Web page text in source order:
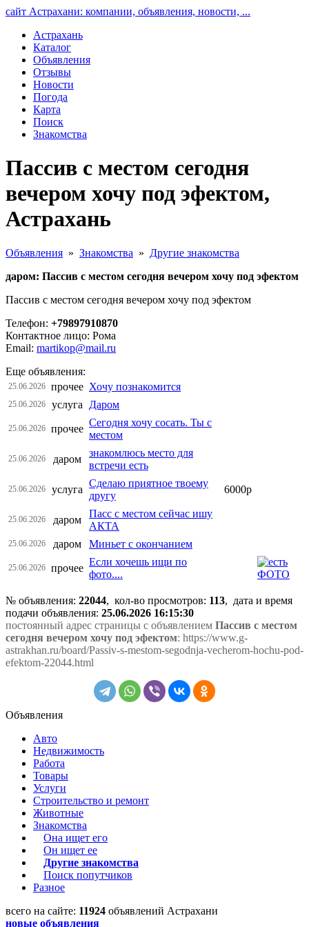
сайт Астрахани: компании, объявления, новости, ...
Астрахань
Каталог
Объявления
Отзывы
Новости
Погода
Карта
Поиск
Знакомства
Пассив с местом сегодня
вечером хочу под эфектом,
Астрахань
Объявления » Знакомства » Другие знакомства
даром: Пассив с местом сегодня вечером хочу под эфектом
Пассив с местом сегодня вечером хочу под эфектом
Телефон: +79897910870
Контактное лицо: Рома
Email: martikop@mail.ru
Еще объявления:
25.06.2026 прочее Хочу познакомится
25.06.2026 услуга Даром
25.06.2026 прочее
Сегодня хочу сосать. Ты с
местом
25.06.2026 даром
знакомлюсь место для
встречи есть
25.06.2026 услуга
Сделаю приятное твоему
другу
6000р
25.06.2026 даром
Пасс с местом сейчас ишу
АКТА
25.06.2026 даром Миньет с окончанием
25.06.2026 прочее
Если хочешь ищи по
фото....
№ объявления: 22044, кол-во просмотров: 113, дата и время
подачи объявления: 25.06.2026 16:15:30
постоянный адрес страницы с объявлением Пассив с местом
сегодня вечером хочу под эфектом: https://www.g-
astrakhan.ru/board/Passiv-s-mestom-segodnja-vecherom-hochu-pod-
efektom-22044.html
Объявления
Авто
Недвижимость
Работа
Товары
Услуги
Строительство и ремонт
Животные
Знакомства
Она ищет его
Он ищет ее
Другие знакомства
Поиск попутчиков
Разное
всего на сайте: 11924 объявлений Астрахани
новые объявления